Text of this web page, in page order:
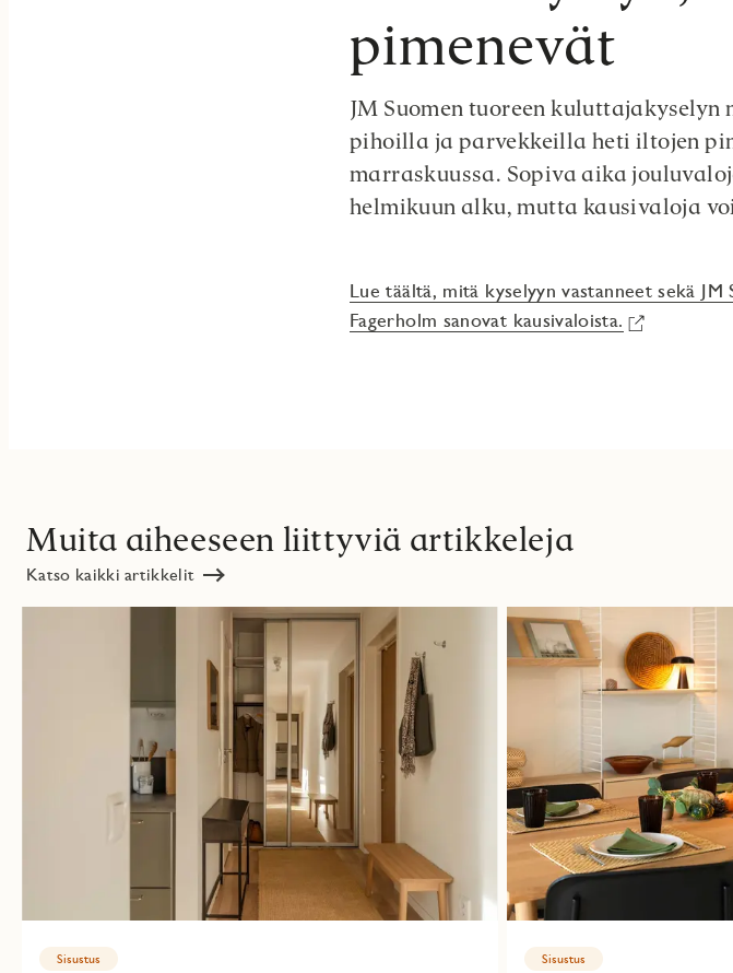
pimenevät
JM Suomen tuoreen
pihoilla ja parvekkeilla heti iltojen
marraskuussa. Sopiva aika
helmikuun alku, mutta kausivaloja
Lue täältä, mitä kyselyyn vastanneet sekä
Fagerholm sanovat kausivaloista.
Muita aiheeseen liittyviä artikkeleja
Katso kaikki artikkelit
Sisustus Sisustus